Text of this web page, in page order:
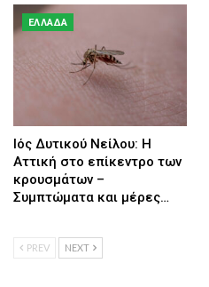
ΕΛΛΆΔΑ
Ιός Δυτικού Νείλου: Η
Αττική στο επίκεντρο των
κρουσμάτων –
Συμπτώματα και μέρες…
PREV NEXT